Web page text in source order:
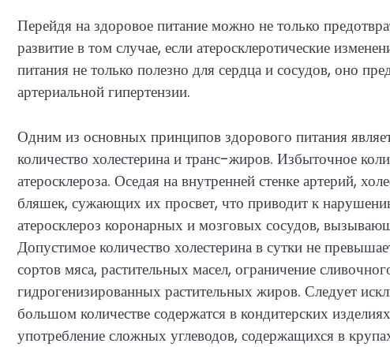
Перейдя на здоровое питание можно не только
развитие в том случае, если атеросклеротические
питания не только полезно для сердца и сосудов, оно
артериальной гипертензии.
Одним из основных принципов здорового питания
количество холестерина и транс-жиров. Избыточное
атеросклероза. Оседая на внутренней стенке артерий,
бляшек, сужающих их просвет, что приводит к
атеросклероз коронарных и мозговых сосудов,
Допустимое количество холестерина в сутки не
сортов мяса, растительных масел, ограничение
гидрогенизированных растительных жиров. Следует
большом количестве содержатся в кондитерских
употребление сложных углеводов, содержащихся в